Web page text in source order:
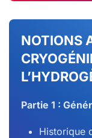
NOTIONS
Partie 1 :
Historique